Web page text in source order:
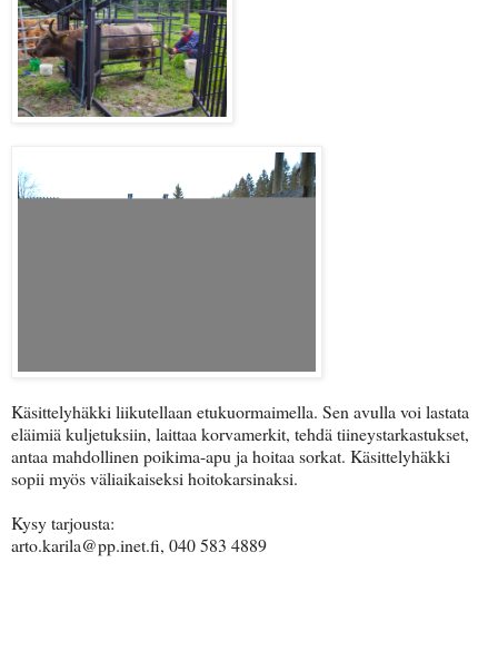
Käsittelyhäkki liikutellaan etukuormaimella. Sen avulla voi lastata
eläimiä kuljetuksiin, laittaa korvamerkit, tehdä tiineystarkastukset,
antaa mahdollinen poikima-apu ja hoitaa sorkat. Käsittelyhäkki
sopii myös väliaikaiseksi hoitokarsinaksi.
Kysy tarjousta:
arto.karila@pp.inet.fi, 040 583 4889